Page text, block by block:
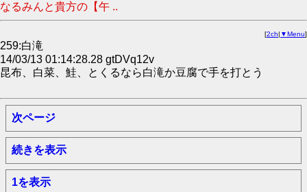
なるみんと貴方の【午 ..
[2ch| ▼Menu]
259:白滝
14/03/13 01:14:28.28 gtDVq12v
昆布、白菜、鮭、とくるなら白滝か豆腐で手を打とう
次ページ
続きを表示
1を表示